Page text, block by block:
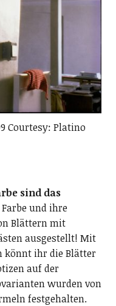
Courtesy: Platino
sind das
und ihre
Blättern mit
ausgestellt! Mit
könnt ihr die Blätter
auf der
wurden von
festgehalten.